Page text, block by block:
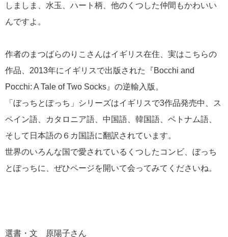
しましま、水玉、ハート柄、他のくつした仲間もかわいい
んですよ。
作者のまつばらのりこさんはイギリス在住、実はこちらの
作品、2013年にイギリスで出版された『Bocchi and
Pocchi: A Tale of Two Socks』の逆輸入版。
「ぼっちとぽっち」シリーズはイギリスで3作品発売中、ス
ペイン語、カタロニア語、中国語、韓国語、ベトナム語、
そして日本語の６カ国語に翻訳されています。
世界のいろんな国で愛されているくつしたコンビ、ぼっち
とぽっちに、ぜひページを開いて会ってみてくださいね。
選書・文 原陽子さん